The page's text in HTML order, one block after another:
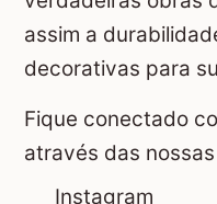
assim a
decorativas para
Fique conectado
através das
Instagram